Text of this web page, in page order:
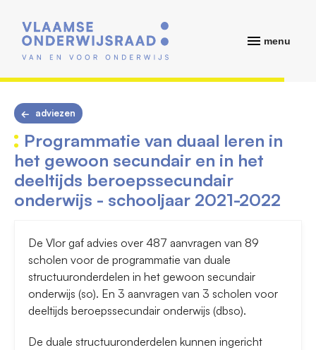
menu
adviezen
Programmatie van duaal leren in
het gewoon secundair en in het
deeltijds beroepssecundair
onderwijs - schooljaar 2021-2022
De Vlor gaf advies over 487 aanvragen van 89
scholen voor de programmatie van duale
structuuronderdelen in het gewoon secundair
onderwijs (so). En 3 aanvragen van 3 scholen voor
deeltijds beroepssecundair onderwijs (dbso).
De duale structuuronderdelen kunnen ingericht